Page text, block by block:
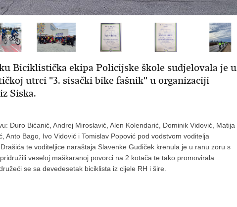
Biciklistička ekipa Policijske škole sudjelovala je u
utrci "3. sisački bike fašnik" u organizaciji
Siska.
Đuro Bićanić, Andrej Miroslavić, Alen Kolendarić, Dominik Vidović, Matija
Anto Bago, Ivo Vidović i Tomislav Popović pod vodstvom voditelja
te voditeljice naraštaja Slavenke Gudiček krenula je u ranu zoru s
veseloj maškaranoj povorci na 2 kotača te tako promovirala
se sa devedesetak biciklista iz cijele RH i šire.